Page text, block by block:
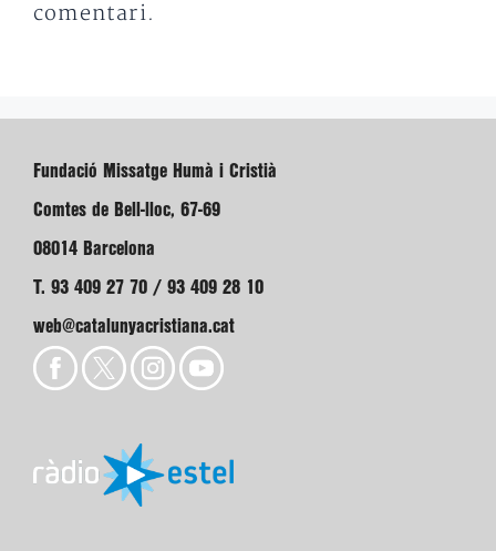
comentari.
Fundació Missatge Humà i Cristià
Comtes de Bell-lloc, 67-69
08014 Barcelona
T. 93 409 27 70 / 93 409 28 10
web@catalunyacristiana.cat